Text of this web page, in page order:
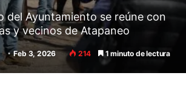
del Ayuntamiento se reúne con
y vecinos de Atapaneo
Feb 3, 2026 214 1 minuto de lectura